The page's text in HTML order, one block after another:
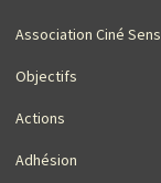
Association Ciné Sens
Objectifs
Actions
Adhésion